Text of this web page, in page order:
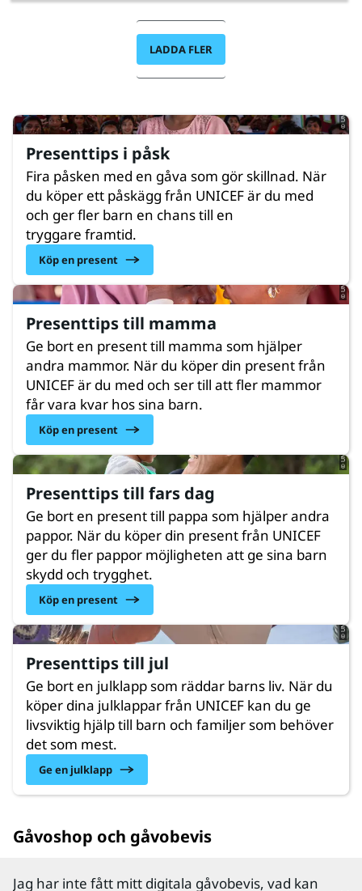
LADDA FLER
Presenttips i påsk
Fira påsken med en gåva som gör skillnad. När
du köper ett påskägg från UNICEF är du med
och ger fler barn en chans till en
tryggare framtid.
Köp en present
Presenttips till mamma
Ge bort en present till mamma som hjälper
andra mammor. När du köper din present från
UNICEF är du med och ser till att fler mammor
får vara kvar hos sina barn.
Köp en present
Presenttips till fars dag
Ge bort en present till pappa som hjälper andra
pappor. När du köper din present från UNICEF
ger du fler pappor möjligheten att ge sina barn
skydd och trygghet.
Köp en present
Presenttips till jul
Ge bort en julklapp som räddar barns liv. När du
köper dina julklappar från UNICEF kan du ge
livsviktig hjälp till barn och familjer som behöver
det som mest.
Ge en julklapp
Gåvoshop och gåvobevis
Jag har inte fått mitt digitala gåvobevis, vad kan